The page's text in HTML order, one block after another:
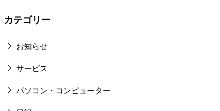
カテゴリー
お知らせ
サービス
パソコン・コンピューター